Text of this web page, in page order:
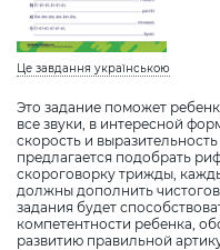
Це завдання українською
Это задание поможет
все звуки, в интересной
скорость и
предлагается подобрать
скороговорку трижды,
должны дополнить
задания будет
компетентности ребенка,
развитию правильной